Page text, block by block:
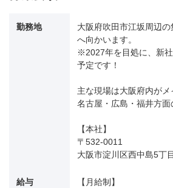
勤務地
大阪府吹田市江坂周辺
へ向かいます。
※2027年を目処に、新
予定です！
主な現場は大阪府内がメ
名古屋・広島・福井方面
【本社】
〒532-0011
大阪市淀川区西中島5丁
給与
【月給制】